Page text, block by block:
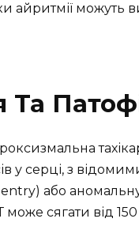
айритмії можуть
Та
у серці, з
або
сягати від